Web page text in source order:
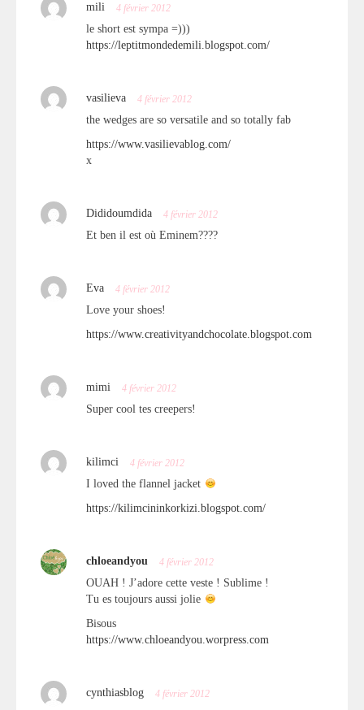
mili 4 février 2012
le short est sympa =)))
https://leptitmondedemili.blogspot.com/
vasilieva 4 février 2012
the wedges are so versatile and so totally fab
https://www.vasilievablog.com/
x
Dididoumdida 4 février 2012
Et ben il est où Eminem????
Eva 4 février 2012
Love your shoes!
https://www.creativityandchocolate.blogspot.com
mimi 4 février 2012
Super cool tes creepers!
kilimci 4 février 2012
I loved the flannel jacket
https://kilimcininkorkizi.blogspot.com/
chloeandyou 4 février 2012
OUAH ! J’adore cette veste ! Sublime !
Tu es toujours aussi jolie
Bisous
https://www.chloeandyou.worpress.com
cynthiasblog 4 février 2012